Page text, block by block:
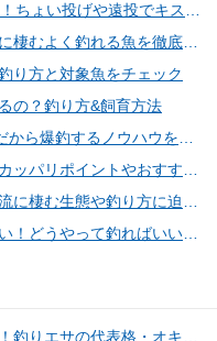
り方と対象魚をチェック
の？釣り方&飼育方法